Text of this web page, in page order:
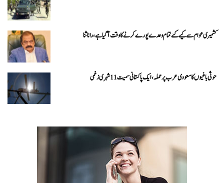
کشمیری عوام سے کیے گئے تمام وعدے پورے کرنے کا وقت آ گیا ہے، رانا ثنا
حوثی باغیوں کا سعودی عرب پر حملہ، ایک پاکستانی سمیت 11 شہری زخمی